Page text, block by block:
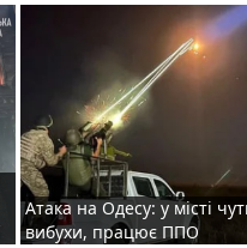
Атака на Одесу: у місті
вибухи, працює ППО